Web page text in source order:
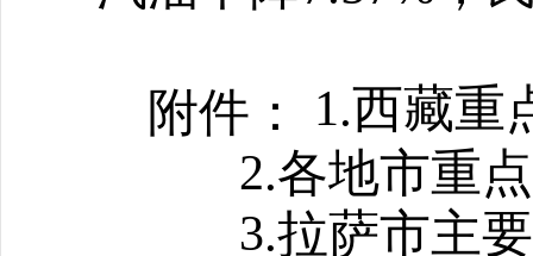
附件： 1.西藏重
2.各地市重
3.拉萨市主